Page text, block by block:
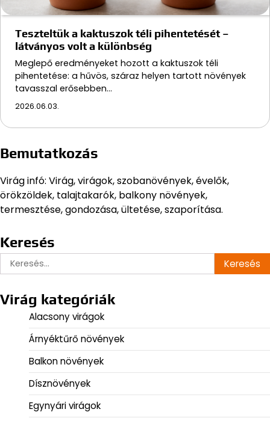
Teszteltük a kaktuszok téli pihentetését –
látványos volt a különbség
Meglepő eredményeket hozott a kaktuszok téli
pihentetése: a hűvös, száraz helyen tartott növények
tavasszal erősebben…
2026.06.03.
Bemutatkozás
Virág infó: Virág, virágok, szobanövények, évelők,
örökzöldek, talajtakarók, balkony növények,
termesztése, gondozása, ültetése, szaporítása.
Keresés
Keresés:
Virág kategóriák
Alacsony virágok
Árnyéktűrő növények
Balkon növények
Dísznövények
Egynyári virágok